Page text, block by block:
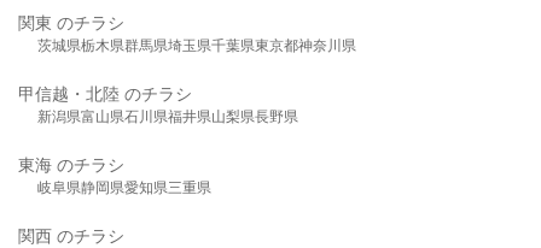
関東 のチラシ
茨城県栃木県群馬県埼玉県千葉県東京都神奈川県
甲信越・北陸 のチラシ
新潟県富山県石川県福井県山梨県長野県
東海 のチラシ
岐阜県静岡県愛知県三重県
関西 のチラシ